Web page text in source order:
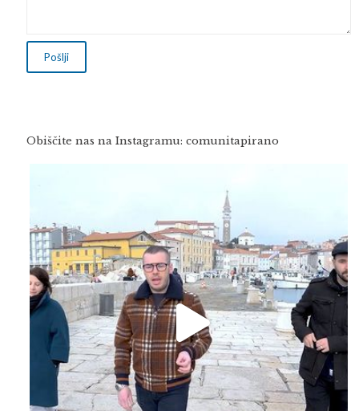
Obiščite nas na Instagramu: comunitapirano